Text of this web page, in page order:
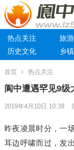
热点关注 旅
历史文化
乡
首页 热点关注
阆中遭遇罕见9级
2019年4月10日 10:39
昨夜凌晨时分，一
耳边呼啸而过，发